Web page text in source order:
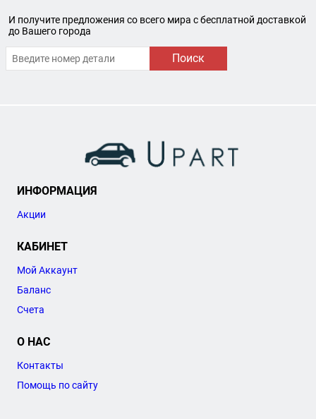
И получите предложения со всего мира с бесплатной доставкой
до Вашего города
Поиск
ИНФОРМАЦИЯ
Акции
КАБИНЕТ
Мой Аккаунт
Баланс
Счета
О НАС
Контакты
Помощь по сайту